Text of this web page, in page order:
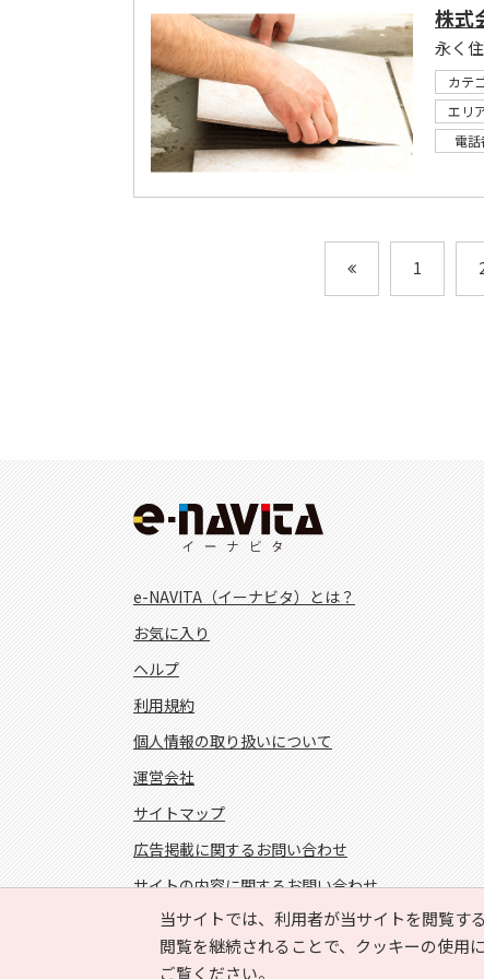
株式
永く
カテ
エリ
電
1
当サイトでは、利用者が当サイトを閲覧す
閲覧を継続されることで、クッキーの使用
ご覧ください。
e-NAVITA（イーナビタ）とは？
お気に入り
ヘルプ
利用規約
個人情報の取り扱いについて
運営会社
サイトマップ
広告掲載に関するお問い合わせ
サイトの内容に関するお問い合わせ
FOLLOW US!